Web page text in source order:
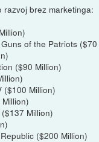
razvoj brez marketinga:
of the Patriots ($70
($90 Million)
($100 Million)
Million)
($200 Million)